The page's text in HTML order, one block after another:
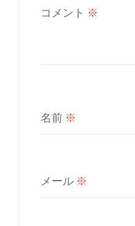
コメント ※
名前 ※
メール ※